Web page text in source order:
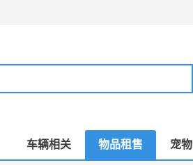
车辆相关 物品租售 宠物